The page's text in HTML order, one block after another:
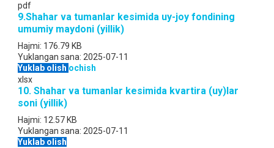
pdf
9.Shahar va tumanlar kesimida uy-joy fondining
umumiy maydoni (yillik)
Hajmi: 176.79 KB
Yuklangan sana: 2025-07-11
Yuklab olish ochish
xlsx
10. Shahar va tumanlar kesimida kvartira (uy)lar
soni (yillik)
Hajmi: 12.57 KB
Yuklangan sana: 2025-07-11
Yuklab olish